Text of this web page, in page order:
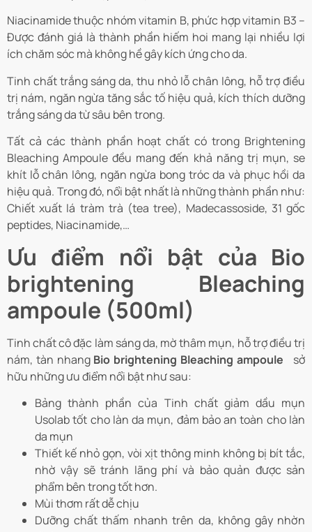
Niacinamide thuộc nhóm vitamin B, phức hợp vitamin B3 –
Được đánh giá là thành phần hiếm hoi mang lại nhiều lợi
ích chăm sóc mà không hề gây kích ứng cho da.
Tinh chất trắng sáng da, thu nhỏ lỗ chân lông, hỗ trợ điều
trị nám, ngăn ngừa tăng sắc tố hiệu quả, kích thích dưỡng
trắng sáng da từ sâu bên trong.
Tất cả các thành phần hoạt chất có trong Brightening
Bleaching Ampoule đều mang đến khả năng trị mụn, se
khít lỗ chân lông, ngăn ngừa bong tróc da và phục hồi da
hiệu quả. Trong đó, nổi bật nhất là những thành phần như:
Chiết xuất lá tràm trà (tea tree), Madecassoside, 31 gốc
peptides, Niacinamide,…
Ưu điểm nổi bật của Bio
brightening Bleaching
ampoule (500ml)
Tinh chất cô đặc làm sáng da, mờ thâm mụn, hỗ trợ điều trị
nám, tàn nhang Bio brightening Bleaching ampoule
sở
hữu những ưu điểm nổi bật như sau:
Bảng thành phần của Tinh chất giảm dầu mụn
Usolab tốt cho làn da mụn, đảm bảo an toàn cho làn
da mụn
Thiết kế nhỏ gọn, vòi xịt thông minh không bị bít tắc,
nhờ vậy sẽ tránh lãng phí và bảo quản được sản
phẩm bên trong tốt hơn.
Mùi thơm rất dễ chịu
Dưỡng chất thấm nhanh trên da, không gây nhờn